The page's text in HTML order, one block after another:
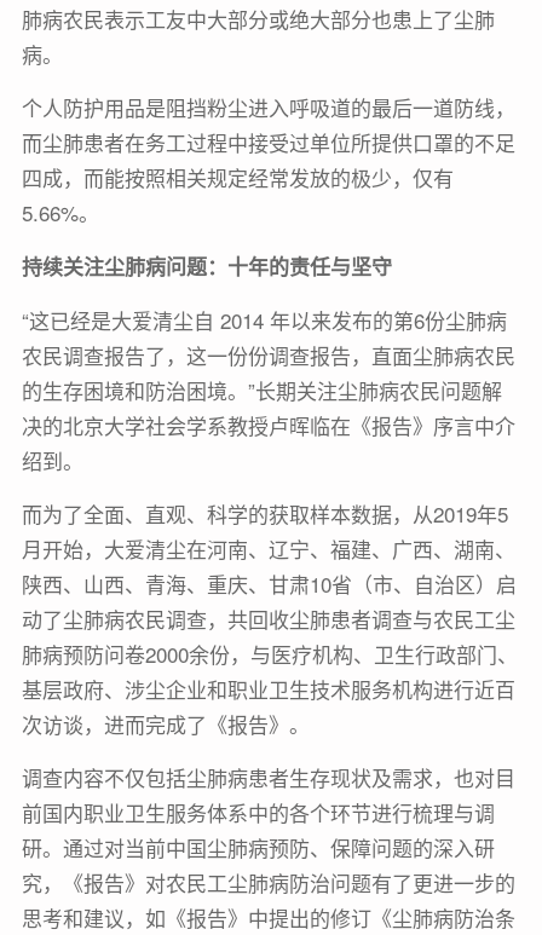
肺病农民表示工友中大部分或绝大部分也患上了尘肺
病。
个人防护用品是阻挡粉尘进入呼吸道的最后一道防线，
而尘肺患者在务工过程中接受过单位所提供口罩的不足
四成，而能按照相关规定经常发放的极少，仅有
5.66%。
持续关注尘肺病问题：十年的责任与坚守
“这已经是大爱清尘自 2014 年以来发布的第6份尘肺病
农民调查报告了，这一份份调查报告，直面尘肺病农民
的生存困境和防治困境。”长期关注尘肺病农民问题解
决的北京大学社会学系教授卢晖临在《报告》序言中介
绍到。
而为了全面、直观、科学的获取样本数据，从2019年5
月开始，大爱清尘在河南、辽宁、福建、广西、湖南、
陕西、山西、青海、重庆、甘肃10省（市、自治区）启
动了尘肺病农民调查，共回收尘肺患者调查与农民工尘
肺病预防问卷2000余份，与医疗机构、卫生行政部门、
基层政府、涉尘企业和职业卫生技术服务机构进行近百
次访谈，进而完成了《报告》。
调查内容不仅包括尘肺病患者生存现状及需求，也对目
前国内职业卫生服务体系中的各个环节进行梳理与调
研。通过对当前中国尘肺病预防、保障问题的深入研
究，《报告》对农民工尘肺病防治问题有了更进一步的
思考和建议，如《报告》中提出的修订《尘肺病防治条